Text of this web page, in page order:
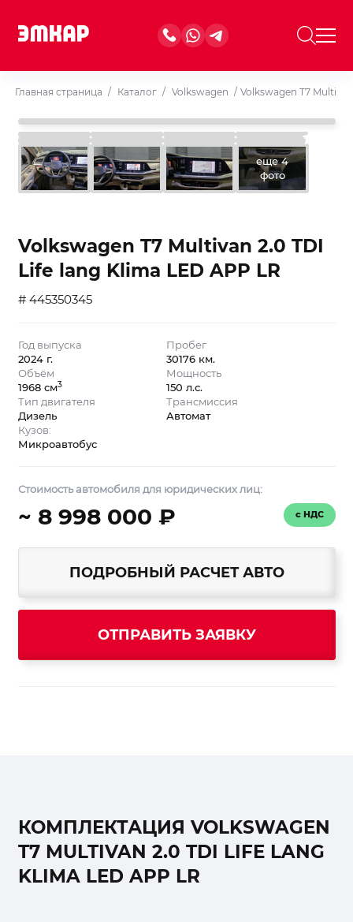
Главная страница / Каталог / Volkswagen / Volkswagen T7
еще 4
фото
Volkswagen T7 Multivan 2.0 TDI
Life lang Klima LED APP LR
# 445350345
Год выпуска
2024 г.
Пробег
30176 км.
Объём
1968 см3
Мощность
150 л.с.
Тип двигателя
Дизель
Трансмиссия
Автомат
Кузов:
Микроавтобус
Стоимость автомобиля для юридических лиц:
~ 8 998 000 ₽ с НДС
ПОДРОБНЫЙ РАСЧЕТ АВТО
ОТПРАВИТЬ ЗАЯВКУ
КОМПЛЕКТАЦИЯ VOLKSWAGEN
T7 MULTIVAN 2.0 TDI LIFE LANG
KLIMA LED APP LR